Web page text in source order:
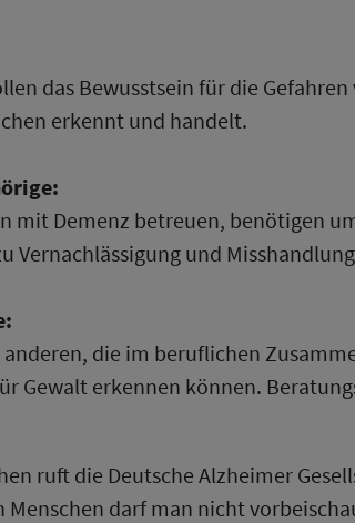
das Bewusstsein für die
erkennt und handelt.
mit Demenz betreuen, benötigen
Vernachlässigung und
die im beruflichen
Gewalt erkennen können.
ruft die Deutsche Alzheimer
darf man nicht